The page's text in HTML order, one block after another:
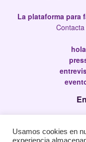
La plataforma para
Usamos cookies en